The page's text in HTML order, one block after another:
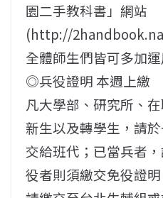
園二手教科書」網站
(http://
全體師生們皆可多加
◎兵役證明 本週上繳
凡大學部、研究所、
新生以及轉學生，請
交給班代；已當兵者
役者則須繳交免役證